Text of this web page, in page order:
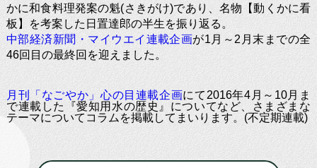
かに和食料理発案の魁(さきがけ)であり、名物【動くかに看
板】を考案した日置達郎の半生を振り返る。
中部経済新聞・マイウエイ連載企画が1月～2月末までの全
46回目の最終回を迎えました。
月刊「なごやか」心の目連載企画にて2016年4月～10月ま
で連載した『愛知用水の歴史』についてなど、さまざまな
テーマについてコラムを掲載してまいります。(不定期連載)